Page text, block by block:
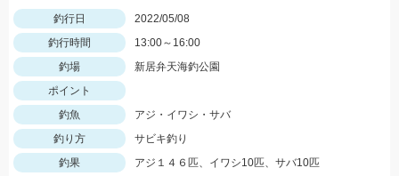
釣行日
2022/05/08
釣行時間
13:00～16:00
釣場
新居弁天海釣公園
ポイント
釣魚
アジ・イワシ・サバ
釣り方
サビキ釣り
釣果
アジ１４６匹、イワシ10匹、サバ10匹